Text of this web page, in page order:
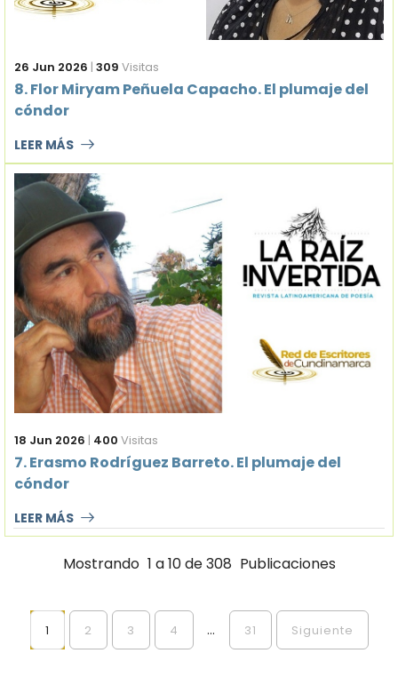
26 Jun 2026 | 309 Visitas
8. Flor Miryam Peñuela Capacho. El plumaje del
cóndor
LEER MÁS
18 Jun 2026 | 400 Visitas
7. Erasmo Rodríguez Barreto. El plumaje del
cóndor
LEER MÁS
Mostrando 1 a 10 de 308 Publicaciones
1 2 3 4 ... 31 Siguiente